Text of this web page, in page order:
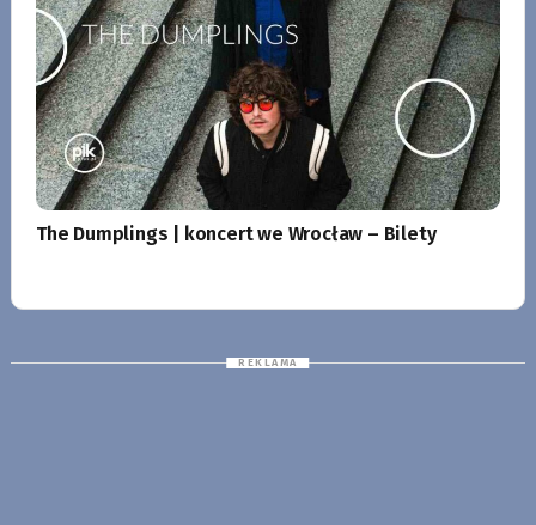
The Dumplings | koncert we Wrocław – Bilety